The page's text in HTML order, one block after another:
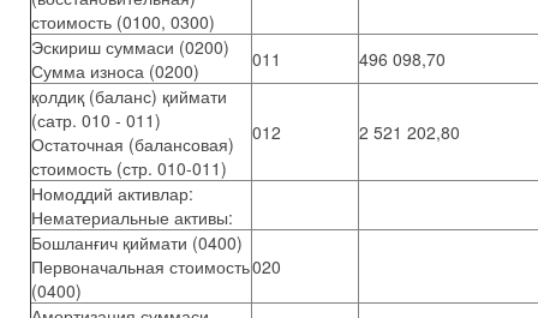
стоимость (0100, 0300)
Эскириш суммаси (0200)
Сумма износа (0200)
011
496 098,70
қолдиқ (баланс) қиймати
(сатр. 010 - 011)
Остаточная (балансовая)
стоимость (стр. 010-011)
012 2 521 202,80
Номоддий активлар:
Нематериальные активы:
Бошланғич қиймати (0400)
Первоначальная стоимость
(0400)
020